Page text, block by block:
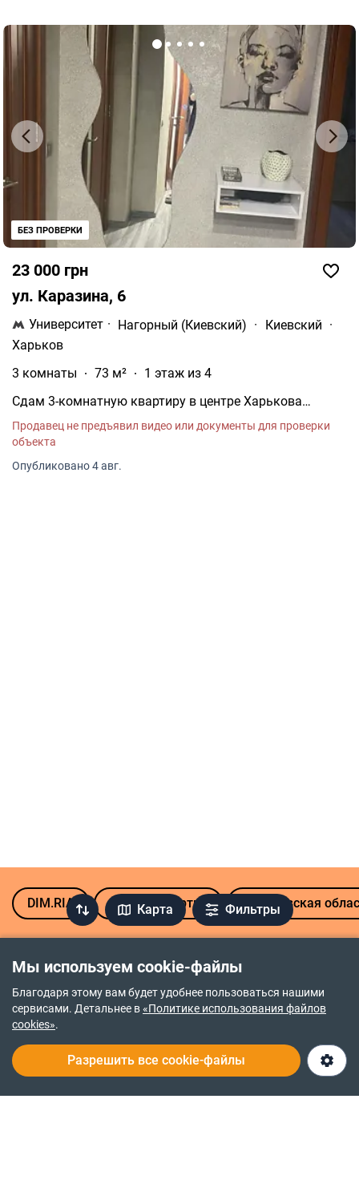
Мы используем cookie-файлы
Благодаря этому вам будет удобнее пользоваться нашими
сервисами. Детальнее в«Политике использования файлов
cookies».
Разрешить все cookie-файлы
Карта Фильтры
DIM.RIA Аренда квартир Харьковская
23 000 грн
ул. Каразина, 6
Университет · Нагорный (Киевский) · Киевский ·
Харьков
3 комнаты
73 м²
1 этаж из 4
Сдам 3-комнатную квартиру в центре Харькова
современная 3-комнатная квартира площадью 73 м²,
расположенная на 1 этаже 4-этажного дома в самом
центре города. До станции метро «Университет» всего
Продавец не предъявил видео или документы для проверки
объекта
Опубликовано 4 авг.
БЕЗ ПРОВЕРКИ
станций метро в Харькове
Студенческая
Салтовская
Академика Павлова
Ботанический сад
Победа